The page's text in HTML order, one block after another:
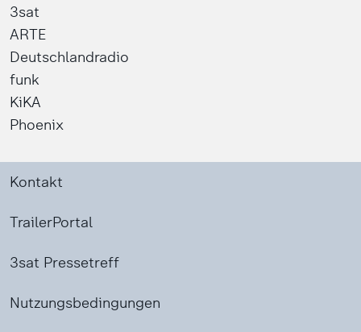
3sat
ARTE
Deutschlandradio
funk
KiKA
Phoenix
Kontakt
TrailerPortal
3sat Pressetreff
Nutzungsbedingungen